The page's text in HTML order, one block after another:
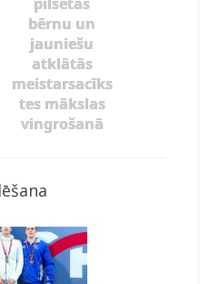
bērnu un
jauniešu
atklātās
meistarsacīks
tes mākslas
vingrošanā